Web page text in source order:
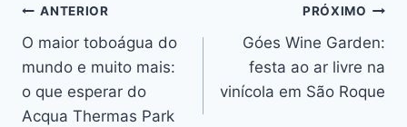
Navegação
de
Post
ANTERIOR
O maior toboágua do
mundo e muito mais:
o que esperar do
Acqua Thermas Park
PRÓXIMO
Góes Wine Garden:
festa ao ar livre na
vinícola em São Roque